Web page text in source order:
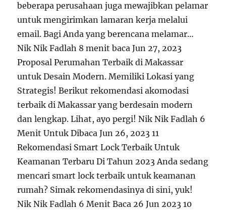
beberapa perusahaan juga mewajibkan pelamar
untuk mengirimkan lamaran kerja melalui
email. Bagi Anda yang berencana melamar…
Nik Nik Fadlah 8 menit baca Jun 27, 2023
Proposal Perumahan Terbaik di Makassar
untuk Desain Modern. Memiliki Lokasi yang
Strategis! Berikut rekomendasi akomodasi
terbaik di Makassar yang berdesain modern
dan lengkap. Lihat, ayo pergi! Nik Nik Fadlah 6
Menit Untuk Dibaca Jun 26, 2023 11
Rekomendasi Smart Lock Terbaik Untuk
Keamanan Terbaru Di Tahun 2023 Anda sedang
mencari smart lock terbaik untuk keamanan
rumah? Simak rekomendasinya di sini, yuk!
Nik Nik Fadlah 6 Menit Baca 26 Jun 2023 10